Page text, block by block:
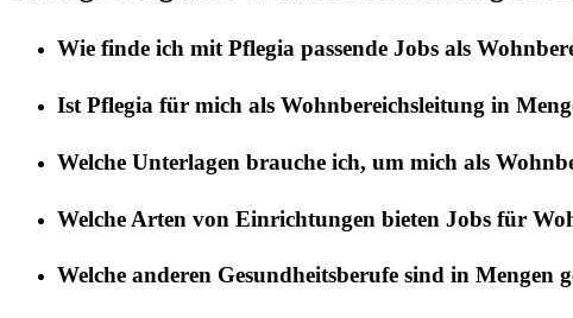
Wie finde ich mitPflegia passende Jobs als
Ist Pflegia für mich als Wohnbereichsleitung in
Welche Unterlagen brauche ich, um mich als
Welche Arten von Einrichtungen bieten Jobs für
Welche anderen Gesundheitsberufe sind in Mengen